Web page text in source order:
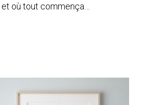
où tout commença…